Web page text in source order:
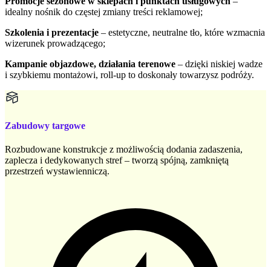
idealny nośnik do częstej zmiany treści reklamowej;
Szkolenia i prezentacje – estetyczne, neutralne tło, które wzmacnia
wizerunek prowadzącego;
Kampanie objazdowe, działania terenowe – dzięki niskiej wadze
i szybkiemu montażowi, roll-up to doskonały towarzysz podróży.
Zabudowy targowe
Rozbudowane konstrukcje z możliwością dodania zadaszenia,
zaplecza i dedykowanych stref – tworzą spójną, zamkniętą
przestrzeń wystawienniczą.